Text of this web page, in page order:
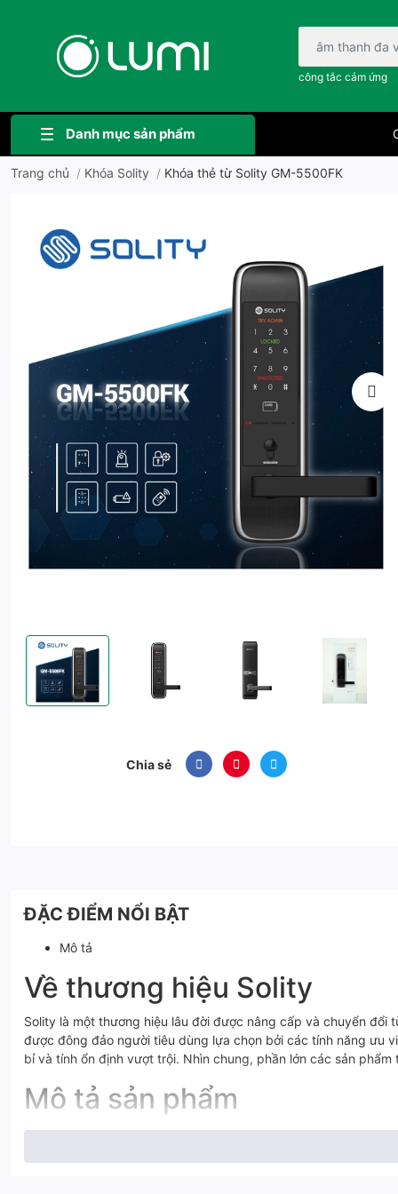
Bạn cần tìm
công tắc cảm ứng
Danh mục sản phẩm
Trang chủ / Khóa Solity / Khóa thẻ từ Solity GM-5500FK
Khóa thẻ từ Solity GM-5500FKKhóa thẻ từ Solity GM-5500FKKhóa thẻ từ Solity GM-5500FK
Khóa thẻ từ
Chia sẻ
ĐẶC ĐIỂM NỔI BẬT
Mô tả
Về thương hiệu Solity
Solity là một thương hiệu lâu đời được nâng cấp và chuyển đổi
được đông đảo người tiêu dùng lựa chọn bởi các tính năng ưu
bỉ và tính ổn định vượt trội. Nhìn chung, phần lớn các sản
Mô tả sản phẩm
Khóa cửa thông minh Hàn QuốcGM- 5500FKcó đầy đủ điều
Thông số kỹ thuật của khóa